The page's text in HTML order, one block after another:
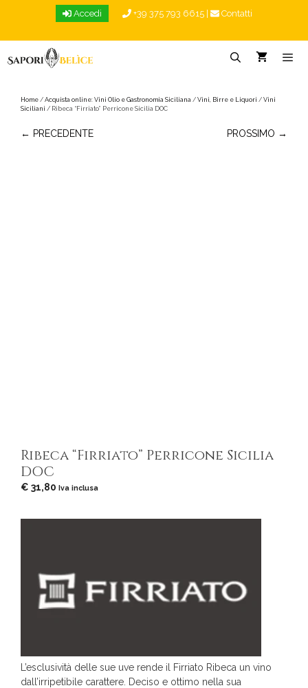
Accedi +39 375 793 6615 Contatti
Home / Acquista online: Vini Olio e Gastronomia Siciliana / Vini, Birre e Liquori / Vini
Siciliani / Ribeca “Firriato” Perricone Sicilia DOC
← PRECEDENTE PROSSIMO →
Ribeca “Firriato” Perricone Sicilia
DOC
€ 31,80 Iva inclusa
L’esclusività delle sue uve rende il Firriato Ribeca un vino
dall’irripetibile carattere. Deciso e ottimo nella sua